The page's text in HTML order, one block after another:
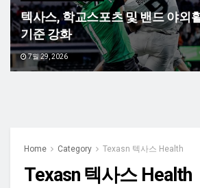
텍사스, 학교스포츠 및 밴드 야외
기준 강화
7월 29, 2026
Home Category Texasn 텍사스 Health
Texasn 텍사스 Health